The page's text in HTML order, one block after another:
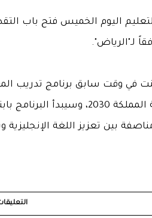
اليوم الخميس فتح باب
لـ"الرياض".
في وقت سابق برنامج تدريب
بين تعزيز اللغة الإنجليزية